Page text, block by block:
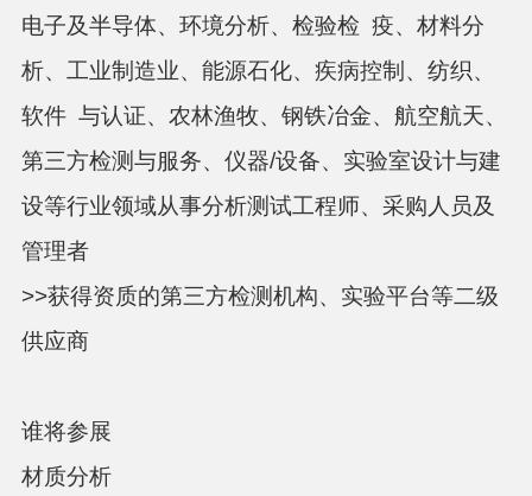
电子及半导体、环境分析、检验检 疫、材料分
析、工业制造业、能源石化、疾病控制、纺织、
软件 与认证、农林渔牧、钢铁冶金、航空航天、
第三方检测与服务、仪器/设备、实验室设计与建
设等行业领域从事分析测试工程师、采购人员及
管理者
>>获得资质的第三方检测机构、实验平台等二级
供应商
谁将参展
材质分析